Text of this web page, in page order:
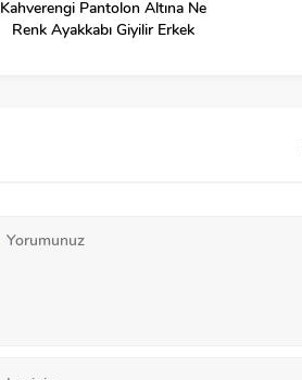
Kahverengi Pantolon Altına Ne
Renk Ayakkabı Giyilir Erkek